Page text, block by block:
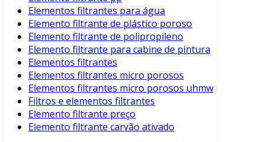
Elementos filtrantes para água
Elemento filtrante de plástico poroso
Elemento filtrante de polipropileno
Elemento filtrante para cabine de pintura
Elementos filtrantes
Elementos filtrantes micro porosos
Elementos filtrantes micro porosos uhmw
Filtros e elementos filtrantes
Elemento filtrante preço
Elemento filtrante carvão ativado